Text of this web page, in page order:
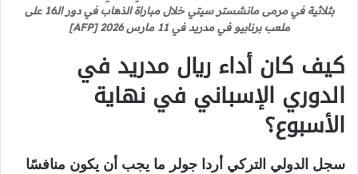
بثلاثية في مرمى مانشستر سيتي خلال مباراة الذهاب في دور الـ16 على
ملعب برنابيو في مدريد في 11 مارس 2026 [AFP]
كيف كان أداء ريال مدريد في
الدوري الإسباني في نهاية
الأسبوع؟
سجل الدولي التركي أردا جولر ما يجب أن يكون منافسًا